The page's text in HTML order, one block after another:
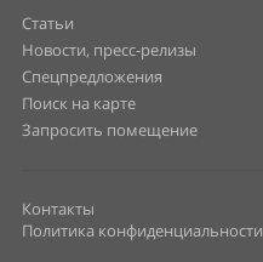
Статьи
Новости, пресс-релизы
Спецпредложения
Поиск на карте
Запросить помещение
Контакты
Политика конфиденциальности